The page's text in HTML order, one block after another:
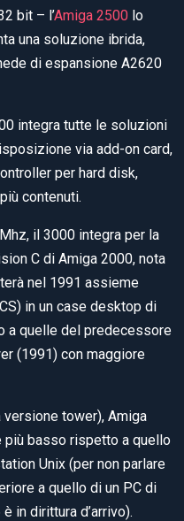
bit – l’Amiga 2500 lo
una soluzione ibrida,
di espansione A2620
integra tutte le soluzioni
via add-on card,
per hard disk,
contenuti.
il 3000 integra per la
C di Amiga 2000, nota
nel 1991 assieme
in un case desktop di
a quelle del predecessore
(1991) con maggiore
tower), Amiga
più basso rispetto a quello
Unix (per non parlare
a quello di un PC di
in dirittura d’arrivo).